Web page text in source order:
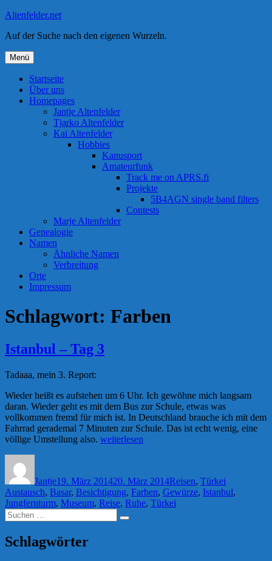
Zum
springen
Altenfelder.net
Auf der Suche nach den eigenen Wurzeln.
Menü
Startseite
Über uns
Homepages
Jantje Altenfelder
Tjarko Altenfelder
Kai Altenfelder
Hobbies
Kanusport
Amateurfunk
Track me on APRS.fi
Projekte
5B4AGN single band filters
Contests
Marje Altenfelder
Genealogie
Namen
Ähnliche Namen
Verbreitung
Orte
Impressum
Schlagwort: Farben
Istanbul – Tag 3
Tadaaa, mein 3. Report:
Wieder heißt es aufstehen um 6 Uhr. Ich gewöhne mich langsam
daran. Wieder geht es mit dem Bus zur Schule, etwas was
vollkommen fremd für mich ist. In Deutschland brauche ich mit dem
Fahrrad gerademal 7 Minuten zur Schule. Das ist echt wenig, eine
völlige Umstellung also. „Istanbul
weiterlesen
Jantje19. März 201420. März 2014Reisen, Türkei
Austausch, Basar, Besichtigung, Farben, Gewürze, Istanbul,
Jungfernturm, Museum, Reise, Ruhe, Türkei
Suchen
nach:
Suchen
Schlagwörter